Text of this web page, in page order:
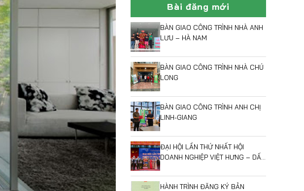
Bài đăng mới
BÀN GIAO CÔNG TRÌNH NHÀ ANH
LƯU – HÀ NAM
BÀN GIAO CÔNG TRÌNH NHÀ CHÚ
LONG
BÀN GIAO CÔNG TRÌNH ANH CHỊ
LINH-GIANG
ĐẠI HỘI LẦN THỨ NHẤT HỘI
DOANH NGHIỆP VIỆT HƯNG – DẤU
TRIỂN MỚI
HÀNH TRÌNH ĐĂNG KÝ BẢN